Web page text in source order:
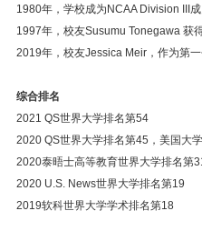
1980年，学校成为NCAA Division III成
1997年，校友Susumu Tonegawa 获
2019年，校友Jessica Meir，作为第一
综合排名
2021 QS世界大学排名第54
2020 QS世界大学排名第45，美国大
2020泰晤士高等教育世界大学排名第
2020 U.S. News世界大学排名第19
2019软科世界大学学术排名第18